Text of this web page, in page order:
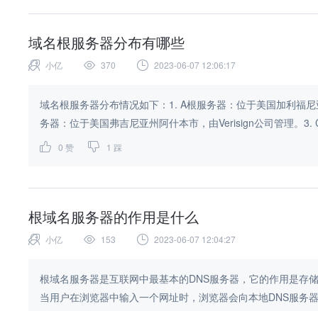
域名根服务器分布有哪些
小亿 370 2023-06-07 12:06:17
域名根服务器分布情况如下：1. A根服务器：位于美国加利福
务器：位于美国弗吉尼亚州阿什本市，由Verisign公司管理。3.
0 赞 1 踩
根域名服务器的作用是什么
小亿 153 2023-06-07 12:04:27
根域名服务器是互联网中最基本的DNS服务器，它的作用是存
当用户在浏览器中输入一个网址时，浏览器会向本地DNS服务